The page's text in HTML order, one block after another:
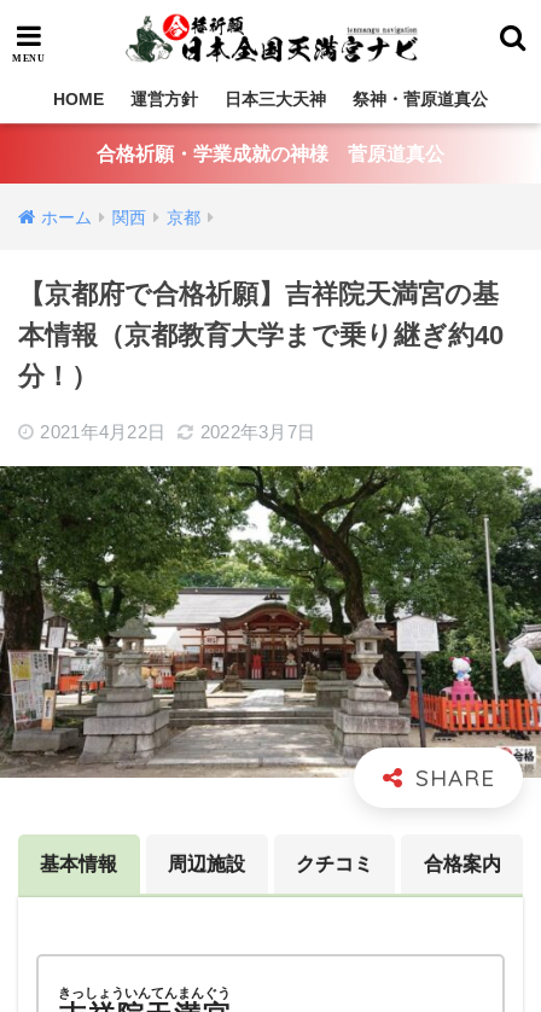
HOME 運営方針 日本三大天神 祭神・菅原道真公
合格祈願・学業成就の神様 菅原道真公
ホーム 関西 京都
【京都府で合格祈願】吉祥院天満宮の基
本情報（京都教育大学まで乗り継ぎ約40
分！）
2021年4月22日 2022年3月7日
基本情報
きっしょういんてんまんぐう
周辺施設 クチコミ 合格案内